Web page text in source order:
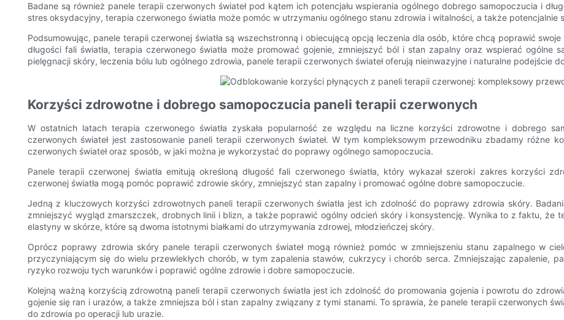
Badane są również panele terapii czerwonych świateł pod kątem ich potencjału wspierania ogólnego dobrego samopoczucia i
stres oksydacyjny, terapia czerwonego światła może pomóc w utrzymaniu ogólnego stanu zdrowia i witalności, a także potencjalnie
Podsumowując, panele terapii czerwonej światła są wszechstronną i obiecującą opcją leczenia dla osób, które chcą poprawić
długości fali światła, terapia czerwonego światła może promować gojenie, zmniejszyć ból i stan zapalny oraz wspierać
pielęgnacji skóry, leczenia bólu lub ogólnego zdrowia, panele terapii czerwonych świateł oferują nieinwazyjne i naturalne podejście
Korzyści zdrowotne i dobrego samopoczucia paneli terapii czerwonych
W ostatnich latach terapia czerwonego światła zyskała popularność ze względu na liczne korzyści zdrowotne i dobrego
czerwonych świateł jest zastosowanie paneli terapii czerwonych świateł. W tym kompleksowym przewodniku zbadamy różne
czerwonych świateł oraz sposób, w jaki można je wykorzystać do poprawy ogólnego samopoczucia.
Panele terapii czerwonej światła emitują określoną długość fali czerwonego światła, który wykazał szeroki zakres korzyści
czerwonej światła mogą pomóc poprawić zdrowie skóry, zmniejszyć stan zapalny i promować ogólne dobre samopoczucie.
Jedną z kluczowych korzyści zdrowotnych paneli terapii czerwonych światła jest ich zdolność do poprawy zdrowia skóry.
zmniejszyć wygląd zmarszczek, drobnych linii i blizn, a także poprawić ogólny odcień skóry i konsystencję. Wynika to z faktu, że
elastyny ​​w skórze, które są dwoma istotnymi białkami do utrzymywania zdrowej, młodzieńczej skóry.
Oprócz poprawy zdrowia skóry panele terapii czerwonych świateł mogą również pomóc w zmniejszeniu stanu zapalnego w
przyczyniającym się do wielu przewlekłych chorób, w tym zapalenia stawów, cukrzycy i chorób serca. Zmniejszając zapalenie,
ryzyko rozwoju tych warunków i poprawić ogólne zdrowie i dobre samopoczucie.
Kolejną ważną korzyścią zdrowotną paneli terapii czerwonych światła jest ich zdolność do promowania gojenia i powrotu do
gojenie się ran i urazów, a także zmniejsza ból i stan zapalny związany z tymi stanami. To sprawia, że ​​panele terapii czerwonych
do zdrowia po operacji lub urazie.